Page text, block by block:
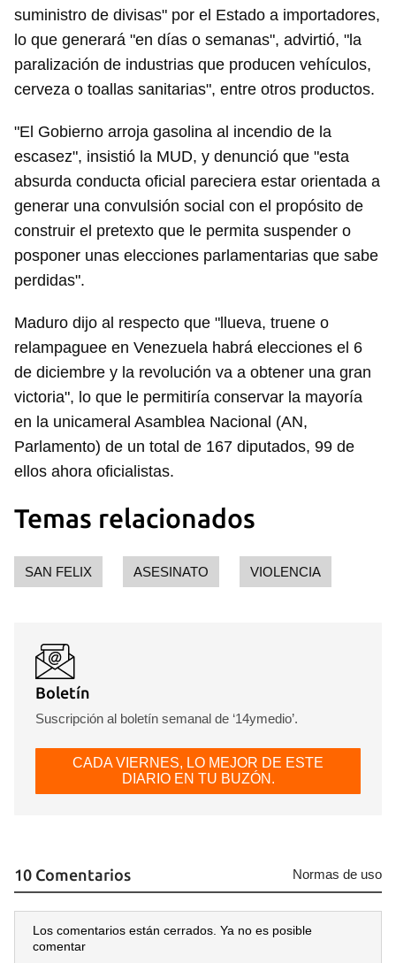
suministro de divisas" por el Estado a importadores,
lo que generará "en días o semanas", advirtió, "la
paralización de industrias que producen vehículos,
cerveza o toallas sanitarias", entre otros productos.
"El Gobierno arroja gasolina al incendio de la
escasez", insistió la MUD, y denunció que "esta
absurda conducta oficial pareciera estar orientada a
generar una convulsión social con el propósito de
construir el pretexto que le permita suspender o
posponer unas elecciones parlamentarias que sabe
perdidas".
Maduro dijo al respecto que "llueva, truene o
relampaguee en Venezuela habrá elecciones el 6
de diciembre y la revolución va a obtener una gran
victoria", lo que le permitiría conservar la mayoría
en la unicameral Asamblea Nacional (AN,
Parlamento) de un total de 167 diputados, 99 de
ellos ahora oficialistas.
Temas relacionados
SAN FELIX ASESINATO VIOLENCIA
Boletín
Suscripción al boletín semanal de ‘14ymedio’.
CADA VIERNES, LO MEJOR DE ESTE
DIARIO EN TU BUZÓN.
10 Comentarios Normas de uso
Los comentarios están cerrados. Ya no es posible
comentar